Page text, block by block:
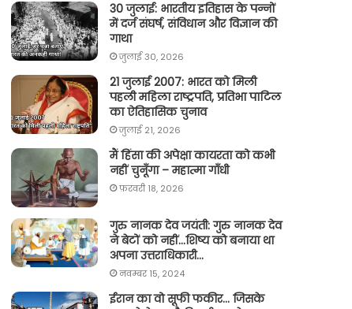
30 जुलाई: भारतीय इतिहास के पन्नों
में दर्ज संघर्ष, संविधान और विज्ञान की
गाथा
जुलाई 30, 2026
21 जुलाई 2007: भारत को मिली
पहली महिला राष्ट्रपति, प्रतिभा पाटिल
का ऐतिहासिक चुनाव
जुलाई 21, 2026
मैं हिंसा की अपेक्षा कायरता को कभी
नहीं चुनूँगा – महात्मा गाँधी
फ़रवरी 18, 2026
गुरु नानक देव जयंती: गुरु नानक देव
ने बेटों को नहीं…शिष्य को बनाया था
अपना उत्तराधिकारी…
नवम्बर 15, 2024
ईरान का वो सूफी फकीर… जिसके